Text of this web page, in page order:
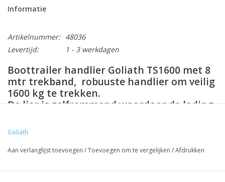
Informatie
Artikelnummer: 48036
Levertijd:
1 - 3 werkdagen
Boottrailer handlier Goliath TS1600 met 8
mtr trekband, robuuste handlier om veilig
1600 kg te trekken.
De lier is zelfremmend waardoor de lading
Opdraaien kan op twee snelheden.
Goliath
Aan verlanglijst toevoegen /Toevoegen om te vergelijken /Afdrukken